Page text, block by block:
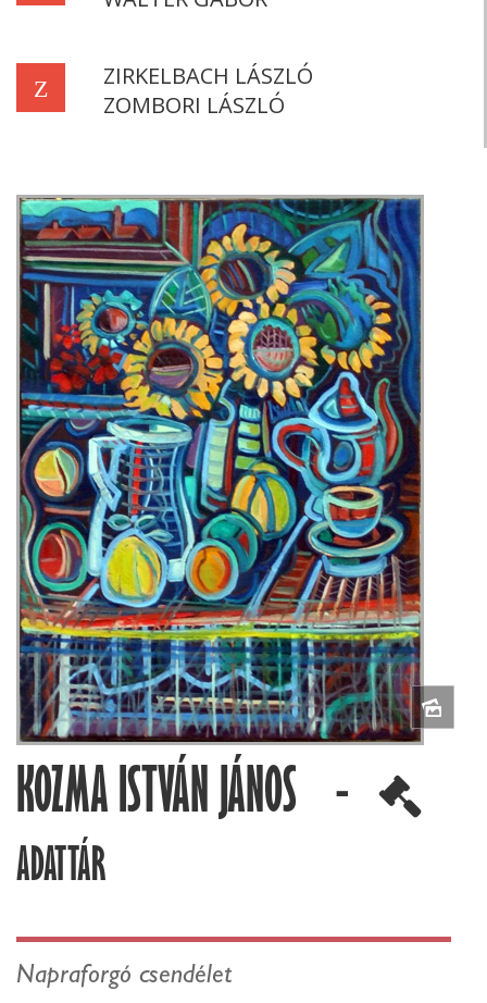
Z
ZIRKELBACH LÁSZLÓ
ZOMBORI LÁSZLÓ
KOZMA ISTVÁN JÁNOS -
ADATTÁR
Napraforgó csendélet